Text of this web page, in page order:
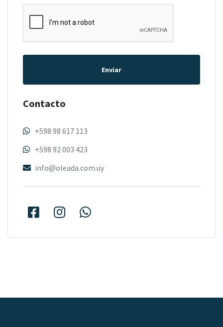
Enviar
Contacto
+598 98 617 113
+598 92 003 423
info@oleada.com.uy